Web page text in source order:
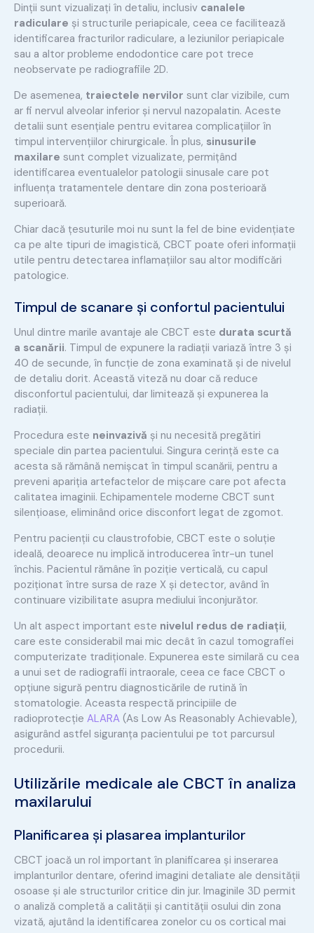
Dinții sunt vizualizați în detaliu, inclusiv canalele
radiculare și structurile periapicale, ceea ce facilitează
identificarea fracturilor radiculare, a leziunilor periapicale
sau a altor probleme endodontice care pot trece
neobservate pe radiografiile 2D.
De asemenea, traiectele nervilor sunt clar vizibile, cum
ar fi nervul alveolar inferior și nervul nazopalatin. Aceste
detalii sunt esențiale pentru evitarea complicațiilor în
timpul intervențiilor chirurgicale. În plus, sinusurile
maxilare sunt complet vizualizate, permițând
identificarea eventualelor patologii sinusale care pot
influența tratamentele dentare din zona posterioară
superioară.
Chiar dacă țesuturile moi nu sunt la fel de bine evidențiate
ca pe alte tipuri de imagistică, CBCT poate oferi informații
utile pentru detectarea inflamațiilor sau altor modificări
patologice.
Timpul de scanare și confortul pacientului
Unul dintre marile avantaje ale CBCT este durata scurtă
a scanării. Timpul de expunere la radiații variază între 3 și
40 de secunde, în funcție de zona examinată și de nivelul
de detaliu dorit. Această viteză nu doar că reduce
disconfortul pacientului, dar limitează și expunerea la
radiații.
Procedura este neinvazivă și nu necesită pregătiri
speciale din partea pacientului. Singura cerință este ca
acesta să rămână nemișcat în timpul scanării, pentru a
preveni apariția artefactelor de mișcare care pot afecta
calitatea imaginii. Echipamentele moderne CBCT sunt
silențioase, eliminând orice disconfort legat de zgomot.
Pentru pacienții cu claustrofobie, CBCT este o soluție
ideală, deoarece nu implică introducerea într-un tunel
închis. Pacientul rămâne în poziție verticală, cu capul
poziționat între sursa de raze X și detector, având în
continuare vizibilitate asupra mediului înconjurător.
Un alt aspect important este nivelul redus de radiații,
care este considerabil mai mic decât în cazul tomografiei
computerizate tradiționale. Expunerea este similară cu cea
a unui set de radiografii intraorale, ceea ce face CBCT o
opțiune sigură pentru diagnosticările de rutină în
stomatologie. Aceasta respectă principiile de
radioprotecție ALARA (As Low As Reasonably Achievable),
asigurând astfel siguranța pacientului pe tot parcursul
procedurii.
Utilizările medicale ale CBCT în analiza
maxilarului
Planificarea și plasarea implanturilor
CBCT joacă un rol important în planificarea și inserarea
implanturilor dentare, oferind imagini detaliate ale densității
osoase și ale structurilor critice din jur. Imaginile 3D permit
o analiză completă a calității și cantității osului din zona
vizată, ajutând la identificarea zonelor cu os cortical mai